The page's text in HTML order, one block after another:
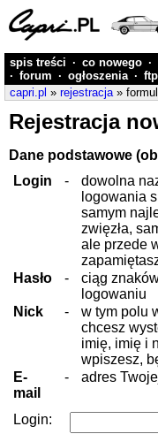
spis treści · co nowego ·
· forum · ogłoszenia · ftp
capri.pl » rejestracja»
Rejestracja
Dane podstawowe
Login
-
dowolna
logowania
samym
zwięzła,
ale przede
Hasło
-
ciąg
logowaniu
Nick
-
w tym polu
chcesz
imię, imię i
wpiszesz,
E-
mail
- adres
Login: